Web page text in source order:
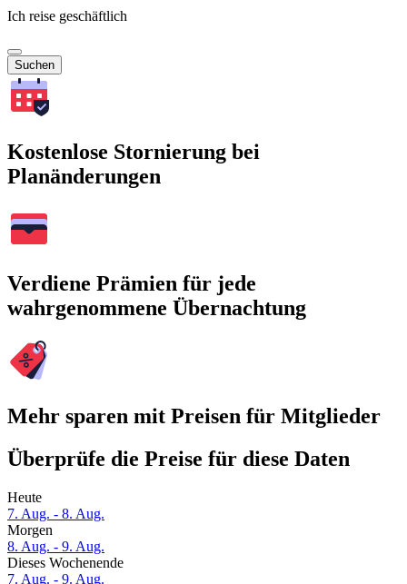
Ich reise geschäftlich
Suchen
Kostenlose Stornierung bei
Planänderungen
Verdiene Prämien für jede
wahrgenommene Übernachtung
Mehr sparen mit Preisen für Mitglieder
Überprüfe die Preise für diese Daten
Heute
7. Aug. - 8. Aug.
Morgen
8. Aug. - 9. Aug.
Dieses Wochenende
7. Aug. - 9. Aug.